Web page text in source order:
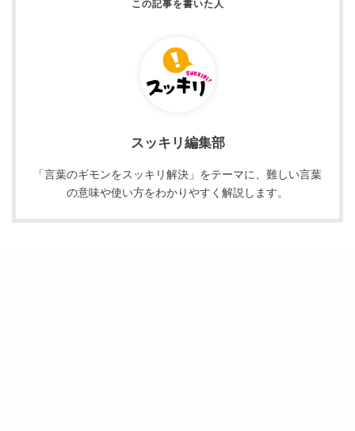
スッキリ編集部
「言葉のギモンをスッキリ解決」をテーマに、難しい言葉
の意味や使い方をわかりやすく解説します。